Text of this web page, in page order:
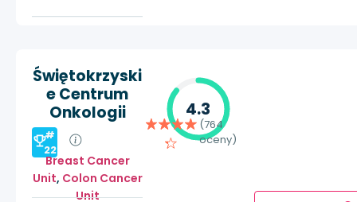
Świętokrzyski
e Centrum
Onkologii
#
22
Breast Cancer
Unit, Colon Cancer
Unit
4.3
(764
oceny)